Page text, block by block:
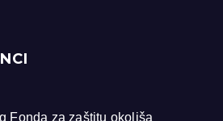
Fonda za zaštitu okoliša